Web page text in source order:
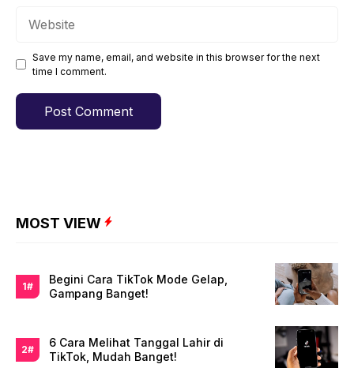
Save my name, email, and website in this browser for the next
time I comment.
MOST VIEW
Begini Cara TikTok Mode Gelap,
Gampang Banget!
6 Cara Melihat Tanggal Lahir di
TikTok, Mudah Banget!